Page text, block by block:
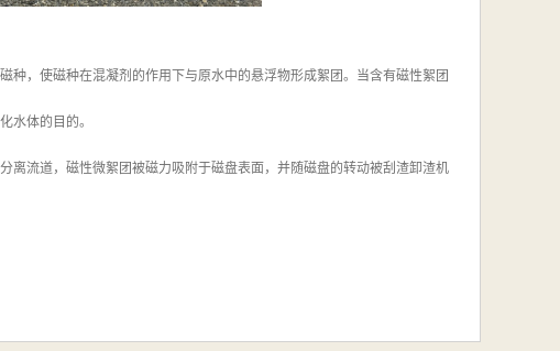
，使磁种在混凝剂的作用下与原水中的悬浮物形成絮团。当含有磁性絮团
水体的目的。
离流道，磁性微絮团被磁力吸附于磁盘表面，并随磁盘的转动被刮渣卸渣机